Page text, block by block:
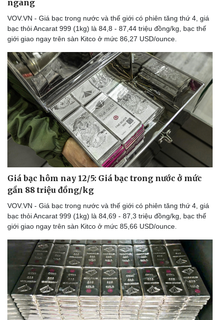
Thể thao
Bóng đá
Lịch thi đấu bóng đá
Thế giới thể thao
eSports
Hậu trường
Ô tô - Xe máy
Ô tô
Xe máy
Tư vấn
ngang
VOV.VN - Giá bạc trong nước và thế giới có phiên tăng thứ 4, giá
bạc thỏi Ancarat 999 (1kg) là 84,8 - 87,44 triệu đồng/kg, bạc thế
giới giao ngay trên sàn Kitco ở mức 86,27 USD/ounce.
Giá bạc hôm nay 12/5: Giá bạc trong nước ở mức
gần 88 triệu đồng/kg
VOV.VN - Giá bạc trong nước và thế giới có phiên tăng thứ 4, giá
bạc thỏi Ancarat 999 (1kg) là 84,69 - 87,3 triệu đồng/kg, bạc thế
giới giao ngay trên sàn Kitco ở mức 85,66 USD/ounce.